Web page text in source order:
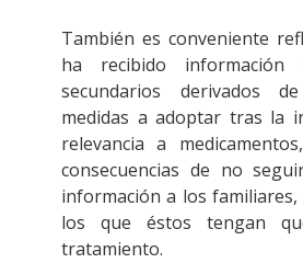
También es conveniente
ha recibido
secundarios derivados
medidas a adoptar tras la
relevancia a
consecuencias de no
información a los
los que éstos tengan
tratamiento.